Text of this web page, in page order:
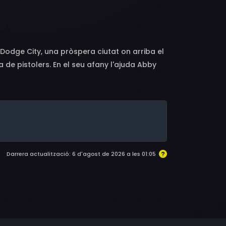
Bobs Watson, Gloria Holden, Douglas
Russell Simpson, Monte Blue, Hank Bell,
Burke, Horace B. Carpenter, Nat Carr,
George Guhl, Thurston Hall, Earle
Vera Lewis, Wilfred Lucas, Merrill
Peil Sr., Ralph Sanford, Francis
City, una pròspera ciutat on arriba el
pistolers. En el seu afany l'ajuda Abby
Darrera actualització: 6 d'agost de 2026 a les 01:05